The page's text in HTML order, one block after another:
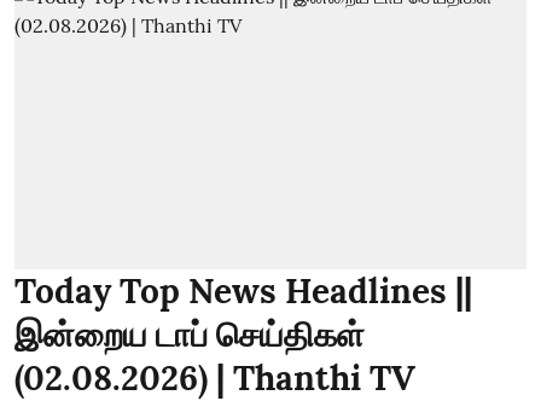
Today Top News Headlines ||
இன்றைய டாப் செய்திகள்
(02.08.2026) | Thanthi TV